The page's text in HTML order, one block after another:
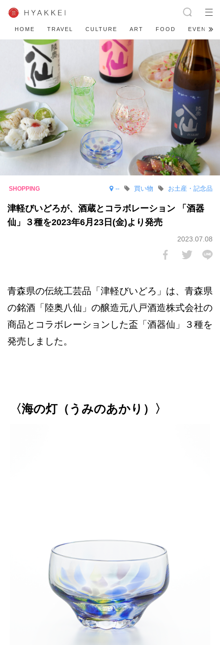
HOME TRAVEL CULTURE ART FOOD EVENT
-- お土産・記念品
買い物
津軽びいどろが、酒蔵とコラボレーション 「酒器
仙」３種を2023年6月23日(金)より発売
2023.07.08
青森県の伝統工芸品「津軽びいどろ」は、青森県
の銘酒「陸奥八仙」の醸造元八戸酒造株式会社の
商品とコラボレーションした盃「酒器仙」３種を
発売しました。
〈海の灯（うみのあかり）〉